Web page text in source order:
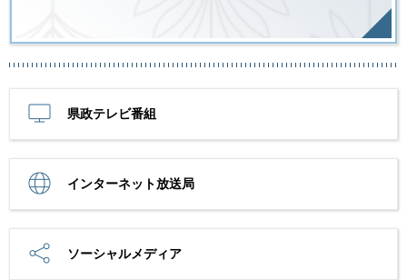
県政テレビ番組
インターネット放送局
ソーシャルメディア